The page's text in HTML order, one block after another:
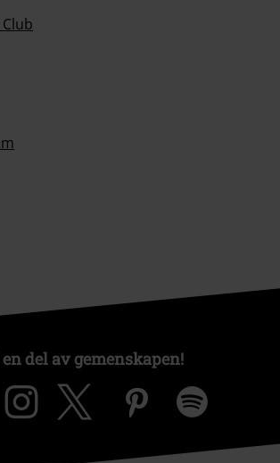
del av gemenskapen!